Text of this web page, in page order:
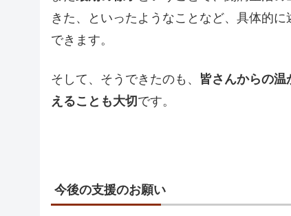
きた、といったようなことなど、具体的
できます。
そして、そうできたのも、 皆さんからの温
えることも大切です。
今後の支援のお願い